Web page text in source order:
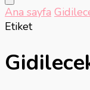
mi
arıyorsunuz?
Ana sayfa
Etiket